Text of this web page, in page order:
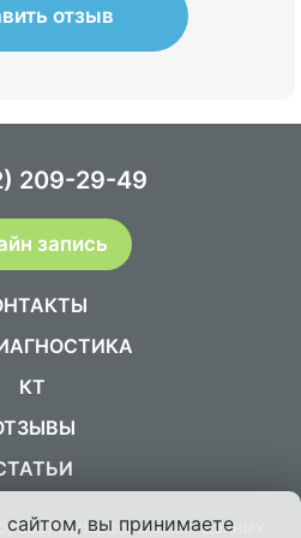
отзыв
персональных данных
КТ
209-29-49
запись
вы принимаете